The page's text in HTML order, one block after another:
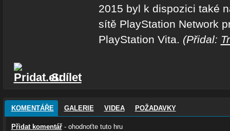
2015 byl k dispozici také
sítě PlayStation Network
PlayStation Vita. (Přidal:
Sdílet
KOMENTÁŘE GALERIE VIDEA POŽADAVKY
Přidat komentář- ohodnoťte tuto hru